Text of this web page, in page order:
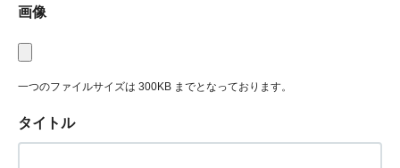
画像
一つのファイルサイズは 300KB までとなっております。
タイトル